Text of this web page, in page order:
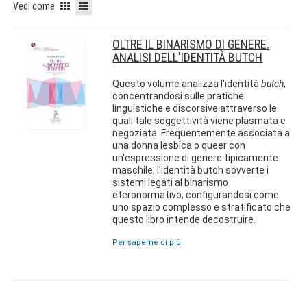
Vedi come
OLTRE IL BINARISMO DI GENERE.
ANALISI DELL'IDENTITÀ BUTCH
Questo volume analizza l'identitàbutch,
concentrandosi sulle pratiche
linguistiche e discorsive attraverso le
quali tale soggettività viene plasmata e
negoziata. Frequentemente associata a
una donna lesbica o queer con
un'espressione di genere tipicamente
maschile, l'identità butch sovverte i
sistemi legati al binarismo
eteronormativo, configurandosi come
uno spazio complesso e stratificato che
questo libro intende decostruire.
Per saperne di più